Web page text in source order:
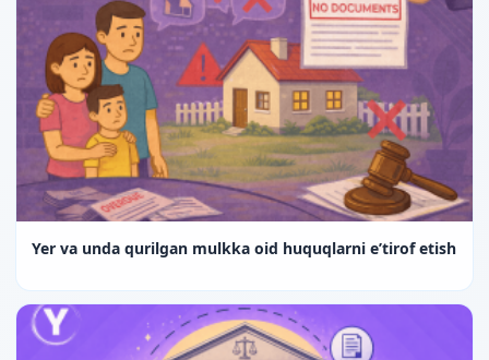
Yer va unda qurilgan mulkka oid huquqlarni e’tirof etish